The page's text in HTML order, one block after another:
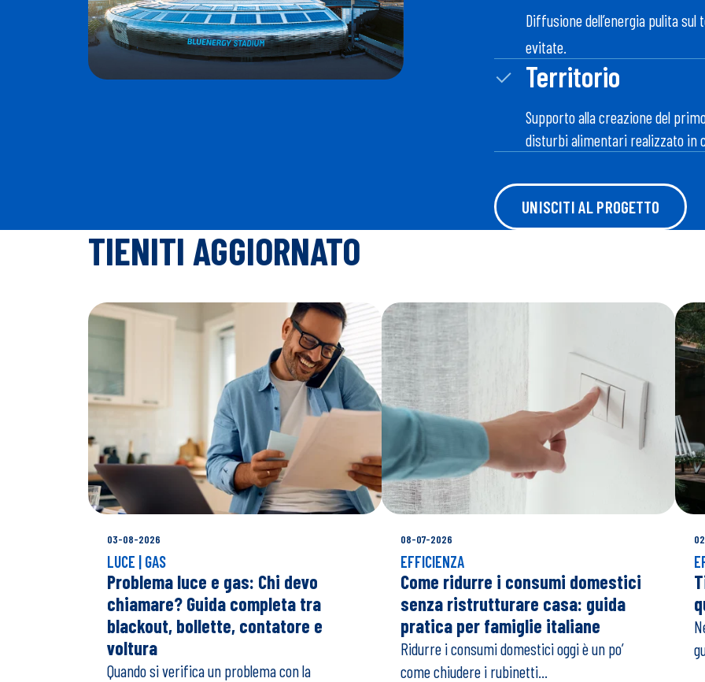
Diffusione dell’energia pulita
evitate.
Territorio
Supporto alla creazione del
disturbi alimentari realizzato in
UNISCITI AL PROGETTO
TIENITI AGGIORNATO
03-08-2026
LUCE | GAS
Problema luce e gas: Chi devo
chiamare? Guida completa tra
blackout, bollette, contatore e
voltura
Quando si verifica un problema con la
08-07-2026
EFFICIENZA
Come ridurre i consumi domestici
senza ristrutturare casa: guida
pratica per famiglie italiane
Ridurre i consumi domestici oggi è un po’
come chiudere i rubinetti...